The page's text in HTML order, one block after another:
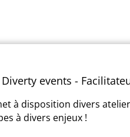
events -
à disposition divers
à divers enjeux !